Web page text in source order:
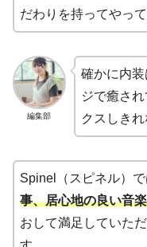
だわりを持ってやって
編集部
確かに内
ジで癒さ
クスしきれ
Spinel（スピネル）で
事、居心地の良い音
おして満足していた